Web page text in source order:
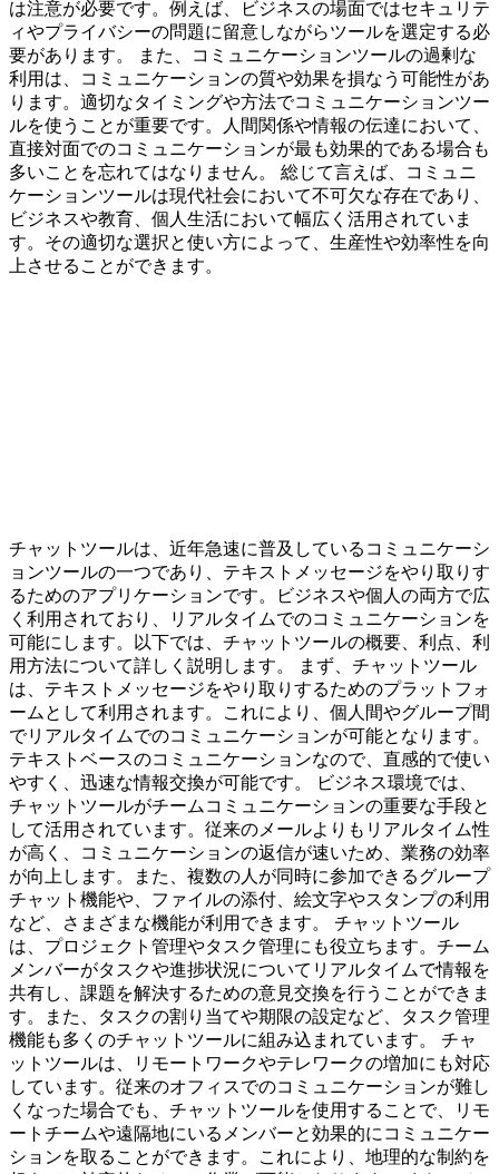
は注意が必要です。例えば、ビジネスの場面ではセキュリテ
ィやプライバシーの問題に留意しながらツールを選定する必
要があります。 また、コミュニケーションツールの過剰な
利用は、コミュニケーションの質や効果を損なう可能性があ
ります。適切なタイミングや方法でコミュニケーションツー
ルを使うことが重要です。人間関係や情報の伝達において、
直接対面でのコミュニケーションが最も効果的である場合も
多いことを忘れてはなりません。 総じて言えば、コミュニ
ケーションツールは現代社会において不可欠な存在であり、
ビジネスや教育、個人生活において幅広く活用されていま
す。その適切な選択と使い方によって、生産性や効率性を向
上させることができます。
チャットツールは、近年急速に普及しているコミュニケーシ
ョンツールの一つであり、テキストメッセージをやり取りす
るためのアプリケーションです。ビジネスや個人の両方で広
く利用されており、リアルタイムでのコミュニケーションを
可能にします。以下では、チャットツールの概要、利点、利
用方法について詳しく説明します。 まず、チャットツール
は、テキストメッセージをやり取りするためのプラットフォ
ームとして利用されます。これにより、個人間やグループ間
でリアルタイムでのコミュニケーションが可能となります。
テキストベースのコミュニケーションなので、直感的で使い
やすく、迅速な情報交換が可能です。 ビジネス環境では、
チャットツールがチームコミュニケーションの重要な手段と
して活用されています。従来のメールよりもリアルタイム性
が高く、コミュニケーションの返信が速いため、業務の効率
が向上します。また、複数の人が同時に参加できるグループ
チャット機能や、ファイルの添付、絵文字やスタンプの利用
など、さまざまな機能が利用できます。 チャットツール
は、プロジェクト管理やタスク管理にも役立ちます。チーム
メンバーがタスクや進捗状況についてリアルタイムで情報を
共有し、課題を解決するための意見交換を行うことができま
す。また、タスクの割り当てや期限の設定など、タスク管理
機能も多くのチャットツールに組み込まれています。 チャ
ットツールは、リモートワークやテレワークの増加にも対応
しています。従来のオフィスでのコミュニケーションが難し
くなった場合でも、チャットツールを使用することで、リモ
ートチームや遠隔地にいるメンバーと効果的にコミュニケー
ションを取ることができます。これにより、地理的な制約を